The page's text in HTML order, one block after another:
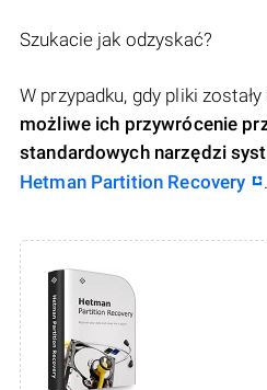
Szukacie jak odzyskać?
W przypadku, gdy pliki
możliwe ich przywrócenie
standardowych narzędzi
Hetman Partition Recovery
.